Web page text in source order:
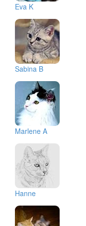
Eva K
Sabina B
Marlene A
Hanne